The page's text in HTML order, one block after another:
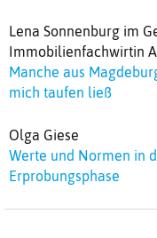
Lena Sonnenburg im
Immobilienfachwirtin
Manche aus
mich taufen ließ
Olga Giese
Werte und Normen in
Erprobungsphase